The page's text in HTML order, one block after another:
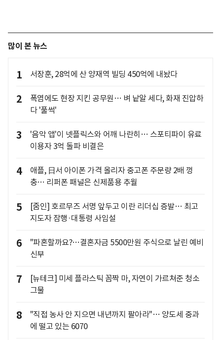
많이 본 뉴스
1 서장훈, 28억에 산 양재역 빌딩 450억에 내놨다
2
폭염에도 현장 지킨 공무원… 벼 낱알 세다, 화재 진압하
다 '풀썩'
3
'음악 앱'이 넷플릭스와 어깨 나란히… 스포티파이 유료
이용자 3억 돌파 비결은
4
애플, 日서 아이폰 가격 올리자 중고폰 주문량 2배 껑
충… 리퍼폰 패널은 신제품용 추월
5
[줌인] 호르무즈 서명 앞두고 이란 리더십 증발… 최고
지도자 잠행·대통령 사임설
6
"파혼할까요?…결혼자금 5500만원 주식으로 날린 예비
신부
7
[뉴테크] 미세 플라스틱 꼼짝 마, 자연이 가르쳐준 청소
그물
8
"직접 농사 안 지으면 내년까지 팔아라"… 양도세 중과
에 떨고 있는 6070